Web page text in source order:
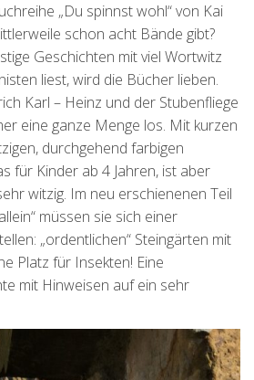
„Du spinnst wohl“ von Kai
schon acht Bände gibt?
Geschichten mit viel Wortwitz
liest, wird die Bücher lieben.
Karl – Heinz und der Stubenfliege
eine ganze Menge los. Mit kurzen
durchgehend farbigen
für Kinder ab 4 Jahren, ist aber
witzig. Im neu erschienenen Teil
müssen sie sich einer
„ordentlichen“ Steingärten mit
Platz für Insekten! Eine
mit Hinweisen auf ein sehr